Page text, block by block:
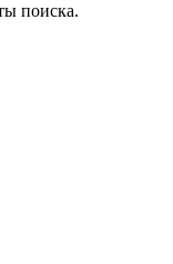
поиска.